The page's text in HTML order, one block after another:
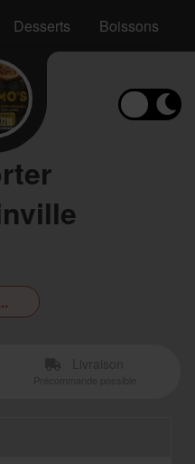
Desserts Boissons